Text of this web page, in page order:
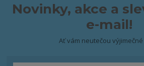
Novinky, akce a
e-mail!
Ať vám neutečou